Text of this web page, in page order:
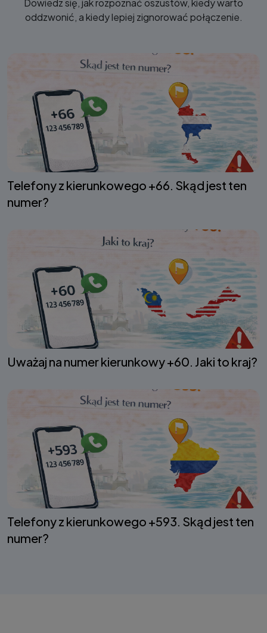
Dowiedz się, jak rozpoznać oszustów, kiedy warto
oddzwonić, a kiedy lepiej zignorować połączenie.
Telefony z kierunkowego +66. Skąd jest ten
numer?
Uważaj na numer kierunkowy +60. Jaki to kraj?
Telefony z kierunkowego +593. Skąd jest ten
numer?